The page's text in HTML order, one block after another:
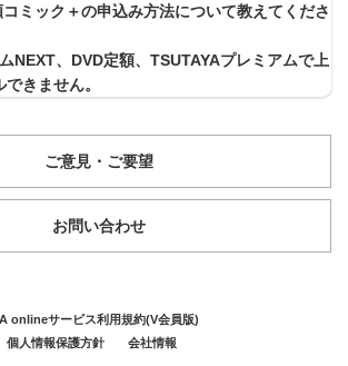
ミック＋の申込み方法について教えてくださ
NEXT、DVD定額、TSUTAYAプレミアムで上
きません。
ご意見・ご要望
お問い合わせ
onlineサービス利用規約(V会員版)
個人情報保護方針 会社情報